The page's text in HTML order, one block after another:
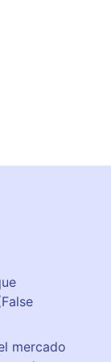
mercado